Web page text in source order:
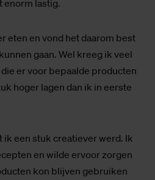
enorm lastig.
eten en vond het daarom best
gaan. Wel kreeg ik veel
er voor bepaalde producten
hoger lagen dan ik in eerste
ik een stuk creatiever werd. Ik
en wilde ervoor zorgen
kon blijven gebruiken